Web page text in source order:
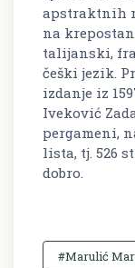
apstraktnih
na
talijanski,
češki jezik.
izdanje iz
Iveković
pergameni,
lista, tj. 526
dobro.
#Marulić